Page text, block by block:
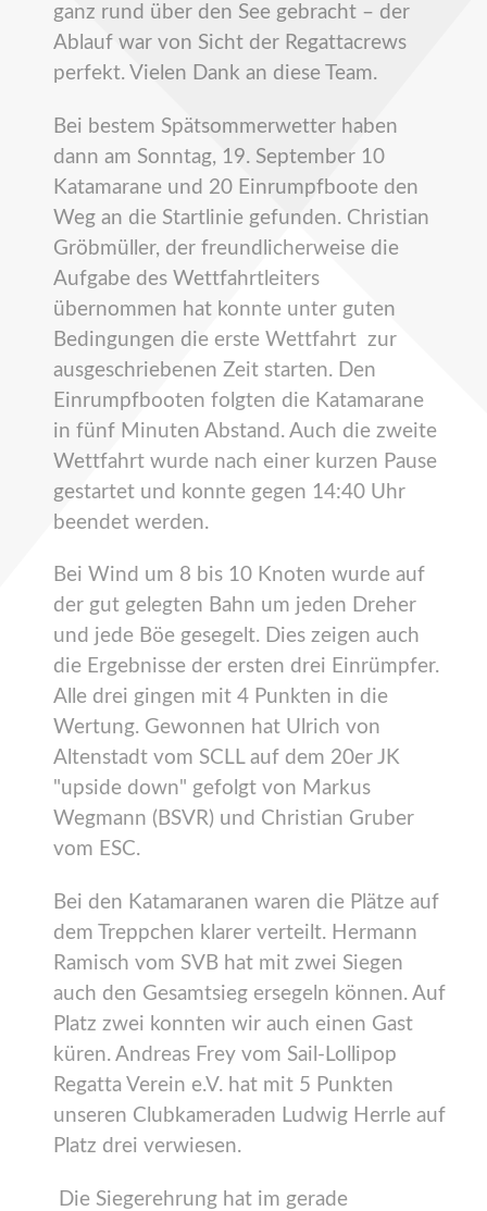
ganz rund über den See gebracht – der
Ablauf war von Sicht der Regattacrews
perfekt. Vielen Dank an diese Team.
Bei bestem Spätsommerwetter haben
dann am Sonntag, 19. September 10
Katamarane und 20 Einrumpfboote den
Weg an die Startlinie gefunden. Christian
Gröbmüller, der freundlicherweise die
Aufgabe des Wettfahrtleiters
übernommen hat konnte unter guten
Bedingungen die erste Wettfahrt zur
ausgeschriebenen Zeit starten. Den
Einrumpfbooten folgten die Katamarane
in fünf Minuten Abstand. Auch die zweite
Wettfahrt wurde nach einer kurzen Pause
gestartet und konnte gegen 14:40 Uhr
beendet werden.
Bei Wind um 8 bis 10 Knoten wurde auf
der gut gelegten Bahn um jeden Dreher
und jede Böe gesegelt. Dies zeigen auch
die Ergebnisse der ersten drei Einrümpfer.
Alle drei gingen mit 4 Punkten in die
Wertung. Gewonnen hat Ulrich von
Altenstadt vom SCLL auf dem 20er JK
"upside down" gefolgt von Markus
Wegmann (BSVR) und Christian Gruber
vom ESC.
Bei den Katamaranen waren die Plätze auf
dem Treppchen klarer verteilt. Hermann
Ramisch vom SVB hat mit zwei Siegen
auch den Gesamtsieg ersegeln können. Auf
Platz zwei konnten wir auch einen Gast
küren. Andreas Frey vom Sail-Lollipop
Regatta Verein e.V. hat mit 5 Punkten
unseren Clubkameraden Ludwig Herrle auf
Platz drei verwiesen.
Die Siegerehrung hat im gerade